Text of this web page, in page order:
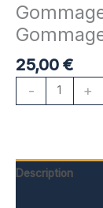
25,00 €
-
de
d'agrumes
Phyt'sGommage
+
Description